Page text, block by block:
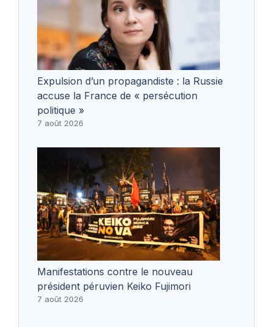
Expulsion d’un propagandiste : la Russie
accuse la France de « persécution
politique »
7 août 2026
Manifestations contre le nouveau
président péruvien Keiko Fujimori
7 août 2026